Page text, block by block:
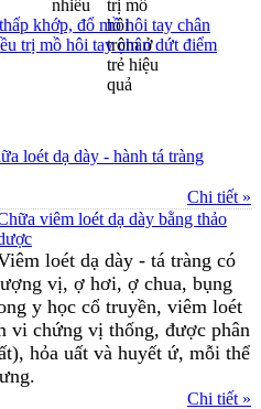
khớp, đổ mồ hôi tay chân
trị mồ hôi tay chân dứt điểm
loét dạ dày - hành tá tràng
Chi tiết »
viêm loét dạ dày bằng thảo
loét dạ dày - tá tràng có
vị, ợ hơi, ợ chua, bụng
y học cổ truyền, viêm loét
vi chứng vị thống, được phân
hỏa uất và huyết ứ, mỗi thể
Chi tiết »